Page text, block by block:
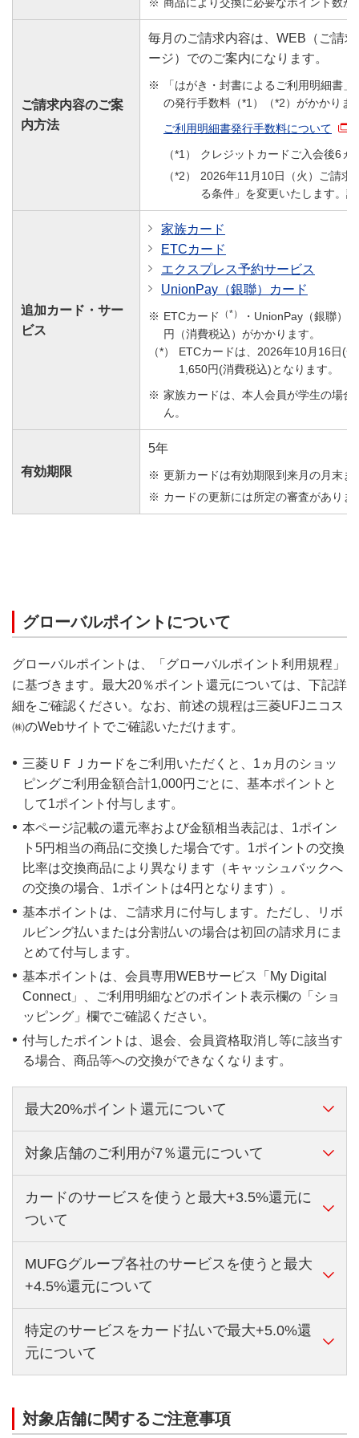
ご請求内容のご案
内方法
毎月のご請求内容は、WEB（ご請
ージ）でのご案内になります。
「はがき・封書によるご利用明細書
の発行手数料（*1）（*2）がかかりま
ご利用明細書発行手数料について
クレジットカードご入会後6ヵ
2026年11月10日（火）ご請求
る条件」を変更いたします。
追加カード・サー
ビス
家族カード
ETCカード
エクスプレス予約サービス
UnionPay（銀聯）カード
ETCカード （*）
・UnionPay（銀聯）
円（消費税込）がかかります。
ETCカードは、2026年10月16日(
1,650円(消費税込)となります。
家族カードは、本人会員が学生の場
ん。
有効期限
5年
更新カードは有効期限到来月の月末ま
カードの更新には所定の審査がありま
グローバルポイントについて
グローバルポイントは、「グローバルポイント利用規程」
に基づきます。最大20％ポイント還元については、下記詳
細をご確認ください。なお、前述の規程は三菱UFJニコス
㈱のWebサイトでご確認いただけます。
三菱ＵＦＪカードをご利用いただくと、1ヵ月のショッ
ピングご利用金額合計1,000円ごとに、基本ポイントと
して1ポイント付与します。
本ページ記載の還元率および金額相当表記は、1ポイン
ト5円相当の商品に交換した場合です。1ポイントの交換
比率は交換商品により異なります（キャッシュバックへ
の交換の場合、1ポイントは4円となります）。
基本ポイントは、ご請求月に付与します。ただし、リボ
ルビング払いまたは分割払いの場合は初回の請求月にま
とめて付与します。
基本ポイントは、会員専用WEBサービス「My Digital
Connect」、ご利用明細などのポイント表示欄の「ショ
ッピング」欄でご確認ください。
付与したポイントは、退会、会員資格取消し等に該当す
る場合、商品等への交換ができなくなります。
最大20%ポイント還元について
カードのお支払口座を三菱ＵＦＪ銀行口座に設定し、
ＭＤＣアプリからエントリーされた会員様は、ポイン
トアップ条件の達成状況に応じて、対象店舗でのポイ
ント還元率が最大20％までアップいたします。
景品表示法の定めに基づき、ご利用金額に対し
て適用されるポイント還元率の上限は、三菱Ｕ
ＦＪニコス（株）の他特典と合計して20％とな
場合、20％を超過した部分にあたるポイントは
付与されませんので、あらかじめご了承くださ
い。
三菱ＵＦＪカード、三菱ＵＦＪカード ゴールド、三
対象店舗のご利用が7％還元について
【対象のご利用方法】
下記いずれかのご利用方法でのお支払いが本サービス
の対象となります。
クレジットカードでのご利用
タッチ決済（カード現物による非接触型カード決
済）でのご利用
Apple Pay（QUICPay＜クイックペイ＞でのお支
払いのみ対象）でのご利用
Apple PayによるMastercardタッチ決済は対象外
カードのサービスを使うと最大+3.5%還元に
ついて
【ＭＤＣアプリログイン】
条件達成判定日前月のログインが対象です。
条件達成判定日前月のご利用であっても、ご利用い
ただいた加盟店からの売上伝票が遅れた場合、集計
ご利用後に返品・取り消しなどが発生したお取引は
MUFGグループ各社のサービスを使うと最大
+4.5%還元について
【三菱ＵＦＪダイレクトにログイン】
条件達成判定日の前月のログインが対象です。
条件達成判定日の前月、または前々月の給与もしく
は年金のお受け取りが対象です。
特定のサービスをカード払いで最大+5.0%還
元について
ります。特定のサービスのご利用分は対象外です。
対象店舗に関するご注意事項